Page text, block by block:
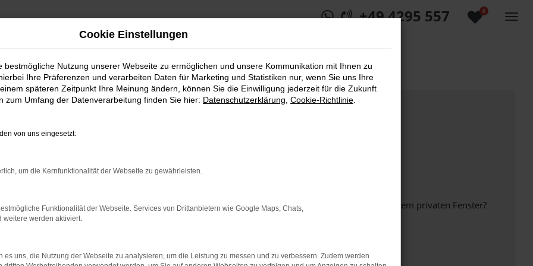
0
+49 4295 557
bestimmter Seiten verhindern. Funktioniert die Seite in einem anderen Browser oder in einem privaten Fenster?
beheben.
auf dem neuesten Stand sind.
Cookie Einstellungen
bestmögliche Nutzung unserer Webseite zu ermöglichen und unsere Kommunikation mit Ihnen zu
Ihre Präferenzen und verarbeiten Daten für Marketing und Statistiken nur, wenn Sie uns Ihre
späteren Zeitpunkt Ihre Meinung ändern, können Sie die Einwilligung jederzeit für die Zukunft
zum Umfang der Datenverarbeitung finden Sie hier: Datenschutzerklärung Cookie-Richtlinie
von uns eingesetzt:
um die Kernfunktionalität der Webseite zu gewährleisten.
Funktionalität der Webseite. Services von Drittanbietern wie Google Maps, Chats,
weitere werden aktiviert.
es uns, die Nutzung der Webseite zu analysieren, um die Leistung zu messen und zu verbessern. Zudem werden